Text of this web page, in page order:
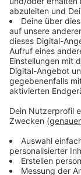
Feuerwerk
Anzeige
Am
Sonntag
zum
Kamp-
mitbringt,